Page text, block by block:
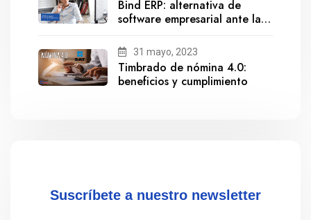
Bind ERP: alternativa de
software empresarial ante la
31 mayo, 2023
Timbrado de nómina 4.0:
beneficios y cumplimiento
Suscríbete a nuestro newsletter